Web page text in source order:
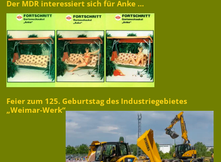
Der MDR interessiert sich für Anke …
Feier zum 125. Geburtstag des Industriegebietes
„Weimar-Werk“